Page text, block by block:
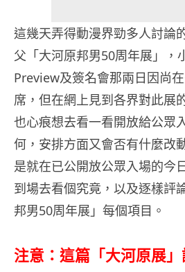
這幾天弄得動漫界勁多人討論
父「大河原邦男50周年展」，
Preview及簽名會那兩日因尚
席，但在網上見到各界對此展
也心痕想去看一看開放給公眾
何，安排方面又會否有什麼改
是就在已公開放公眾入場的今
到場去看個究竟，以及逐樣評
邦男50周年展」每個項目。
注意：這篇「大河原展